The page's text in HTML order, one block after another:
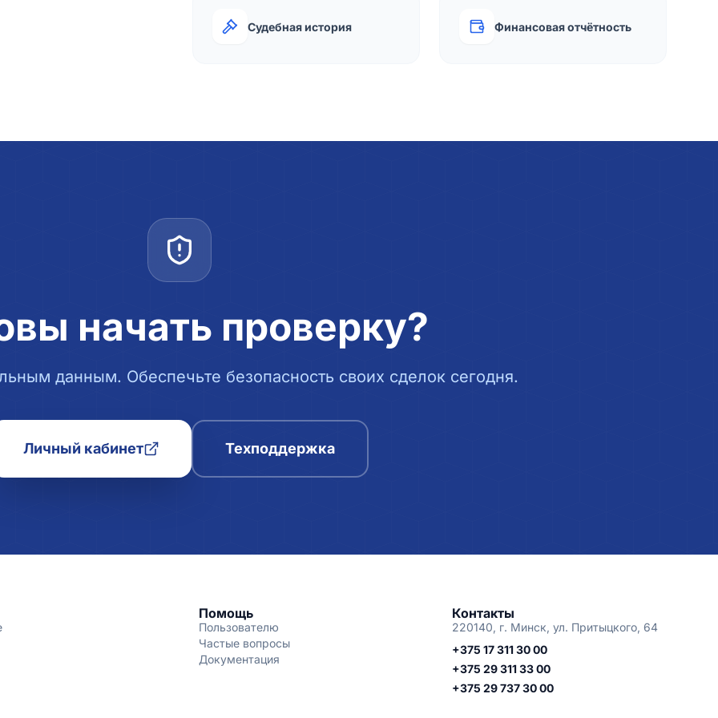
Судебная история Финансовая отчётность
начать проверку?
данным. Обеспечьте безопасность своих сделок сегодня.
Личный кабинет Техподдержка
Помощь
Пользователю
Частые вопросы
Документация
Контакты
220140, г. Минск, ул. Притыцкого, 64
+375 17 311 30 00
+375 29 311 33 00
+375 29 737 30 00